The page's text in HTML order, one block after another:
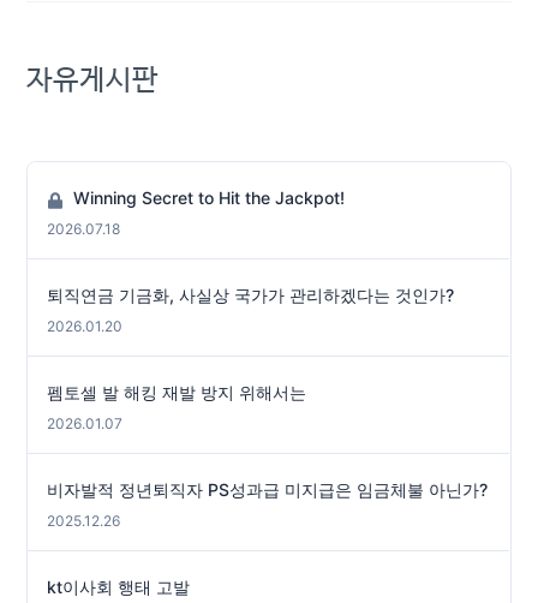
자유게시판
Winning Secret to Hit the Jackpot!
2026.07.18
퇴직연금 기금화, 사실상 국가가 관리하겠다는 것인가?
2026.01.20
펨토셀 발 해킹 재발 방지 위해서는
2026.01.07
비자발적 정년퇴직자 PS성과급 미지급은 임금체불 아닌가?
2025.12.26
kt이사회 행태 고발